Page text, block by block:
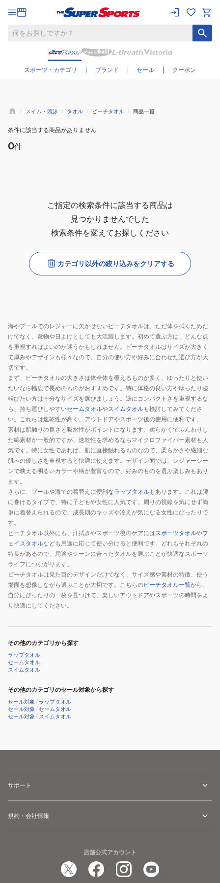
スポーツ・カテゴリ ブランド セール クーポン
さらに絞り込む
スイム・競泳 タオル ビーチタオル 商品一覧
条件に該当する商品がありません
0件
ご指定の検索条件に該当する商品は
見つかりませんでした
検索条件を変えてお探しください
カテゴリ以外の絞り込みをクリアする
海やプールでのレジャーに欠かせないビーチタオルは、ただ体を拭くためだ
けでなく、敷物や日よけとしても大活躍します。初めて選ぶ方は、どんな点
を重視すればよいのか迷うかもしれません。ビーチタオルはサイズが大きく
て厚みやデザインも様々なので、自分の使い方や好みに合わせた選び方が大
切です。
まず、ビーチタオルの大きさは体全体を覆えるものが多く、ゆったりと使い
たいなら幅広で長めのものがおすすめです。特に体格の良い方やゆったり寝
転びたい方は十分なサイズを選びましょう。逆にコンパクトさを重視するな
ら、持ち運びしやすいセームタオルやスイムタオルも検討してみてくださ
い。これらは速乾性が高く、アウトドアやスポーツ後の使用に便利です。
素材は肌触りの良さと吸水性がポイントになります。柔らかくてふんわりし
た綿素材が一般的ですが、速乾性を求めるならマイクロファイバー素材も人
気です。特に女性であれば、肌に直接触れるものなので、柔らかさや繊細な
肌への優しさを重視すると快適に使えます。デザイン面では、レジャーシー
ンで映える明るいカラーや柄が豊富なので、好みのものを選ぶ楽しみもあり
ます。
さらに、プールや海での着替えに便利なラップタオルもあります。これは腰
に巻けるタイプで、特に子どもや女性に人気です。周りの視線を気にせず簡
単に着替えられるので、成長期のキッズや冷えが気になる女性にぴったりで
す。
ビーチタオル以外にも、汗拭きやスポーツ後のケアにはスポーツタオルやフ
ェイスタオルなども用途に応じて使い分けると便利です。どれもそれぞれの
特長があるので、用途やシーンに合ったタオルを選ぶことが快適なスポーツ
ライフにつながります。
ビーチタオルは見た目のデザインだけでなく、サイズ感や素材の特徴、使う
場面を想像しながら選ぶことが大切です。こちらのビーチタオル一覧から、
自分にぴったりの一枚を見つけて、楽しいアウトドアやスポーツの時間をよ
り快適にしてください。
その他のカテゴリから探す
ラップタオル
セームタオル
スイムタオル
その他のカテゴリのセール対象から探す
セール対象 / ラップタオル
セール対象 /セームタオル
セール対象 / スイムタオル
サポート
規約・会社情報
店舗公式アカウント